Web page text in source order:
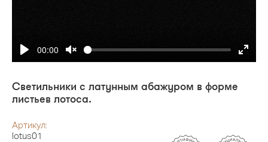
00:00
Светильники с латунным абажуром в форме
листьев лотоса.
Артикул:
lotus01